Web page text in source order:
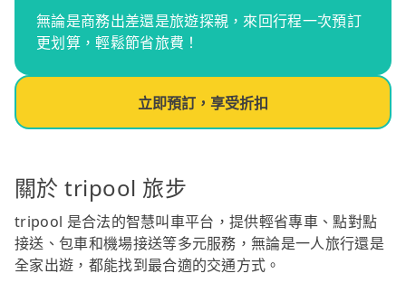
無論是商務出差還是旅遊探親，來回行程一次預訂
更划算，輕鬆節省旅費！
立即預訂，享受折扣
關於 tripool 旅步
tripool 是合法的智慧叫車平台，提供輕省專車、點對點
接送、包車和機場接送等多元服務，無論是一人旅行還是
全家出遊，都能找到最合適的交通方式。